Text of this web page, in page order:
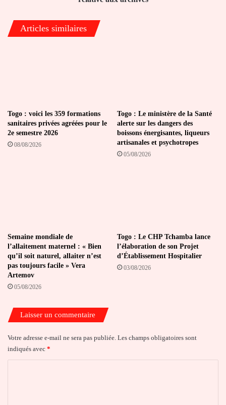
archives
Articles similaires
Togo : voici les 359 formations
sanitaires privées agréées pour le
2e semestre 2026
08/08/2026
Togo : Le ministère de la Santé
alerte sur les dangers des
boissons énergisantes, liqueurs
artisanales et psychotropes
05/08/2026
Semaine mondiale de
l’allaitement maternel : « Bien
qu’il soit naturel, allaiter n’est
pas toujours facile » Vera
Artemov
05/08/2026
Togo : Le CHP Tchamba lance
l’élaboration de son Projet
d’Établissement Hospitalier
03/08/2026
Laisser un commentaire
Votre adresse e-mail ne sera pas publiée. Les champs obligatoires sont
indiqués avec *